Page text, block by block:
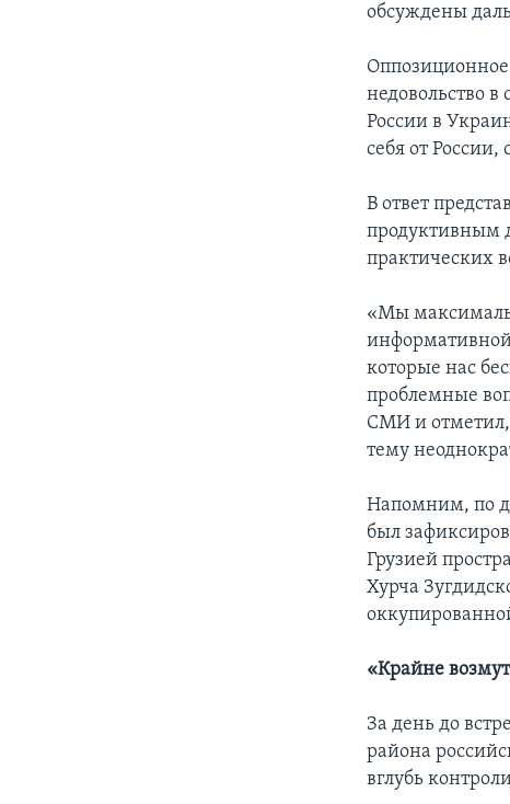
обсуждены
недовольство в
России в
себя от
В ответ
продуктивным
практических
«Мы
которые нас
проблемные
СМИ и отметил,
тему
Напомним, по
был
Грузией
Хурча
«Крайне
За день до
района
вглубь